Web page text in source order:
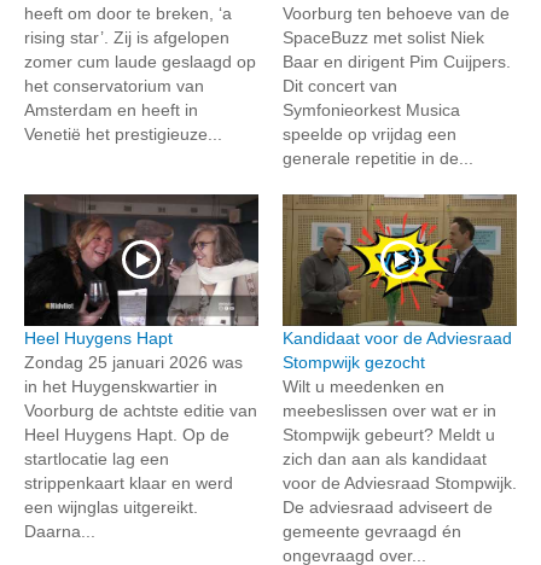
heeft om door te breken, ‘a
rising star’. Zij is afgelopen
zomer cum laude geslaagd op
het conservatorium van
Amsterdam en heeft in
Venetië het prestigieuze...
Voorburg ten behoeve van de
SpaceBuzz met solist Niek
Baar en dirigent Pim Cuijpers.
Dit concert van
Symfonieorkest Musica
speelde op vrijdag een
generale repetitie in de...
Heel Huygens Hapt
Zondag 25 januari 2026 was
in het Huygenskwartier in
Voorburg de achtste editie van
Heel Huygens Hapt. Op de
startlocatie lag een
strippenkaart klaar en werd
een wijnglas uitgereikt.
Daarna...
Kandidaat voor de Adviesraad
Stompwijk gezocht
Wilt u meedenken en
meebeslissen over wat er in
Stompwijk gebeurt? Meldt u
zich dan aan als kandidaat
voor de Adviesraad Stompwijk.
De adviesraad adviseert de
gemeente gevraagd én
ongevraagd over...